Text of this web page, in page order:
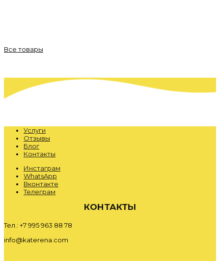
Все товары
Услуги
Отзывы
Блог
Контакты
Инстаграм
WhatsApp
Вконтакте
Телеграм
КОНТАКТЫ
Тел.: +7 995 963 88 78
info@katerena.com